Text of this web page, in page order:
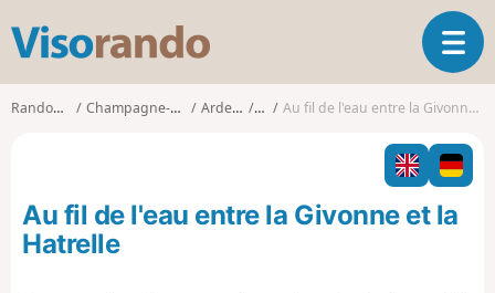
s
o
o
O
u
i
r
l
a
Randonnées Champagne-Ardenne Ardennes Illy Au fil de l'eau entre la Givonne et la Hatrelle
Au fil de l'eau entre la Givonne et la
Hatrelle